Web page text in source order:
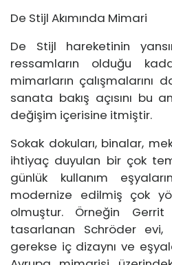
De Stijl Akımında Mimari
De Stijl hareketinin
ressamların olduğu
mimarların çalışmalarını
sanata bakış açısını bu
değişim içerisine itmiştir.
Sokak dokuları, binalar,
ihtiyaç duyulan bir çok
günlük kullanım
modernize edilmiş çok
olmuştur. Örneğin
tasarlanan Schröder evi,
gerekse iç dizaynı ve